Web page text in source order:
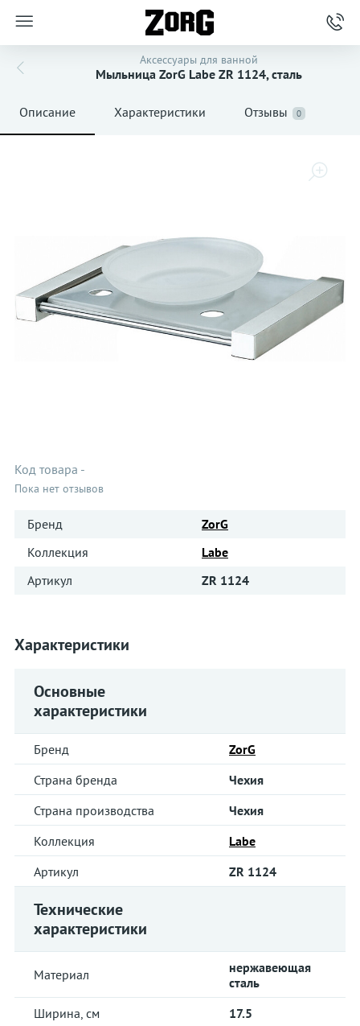
Аксессуары для ванной
Мыльница ZorG Labe ZR 1124, сталь
Описание Характеристики Отзывы 0
Код товара -
Пока нет отзывов
Бренд
ZorG
Коллекция
Labe
Артикул
ZR 1124
Характеристики
Основные
характеристики
Бренд
ZorG
Страна бренда
Чехия
Страна производства
Чехия
Коллекция
Labe
Артикул
ZR 1124
Технические
характеристики
Материал
нержавеющая
сталь
Ширина, см
17.5